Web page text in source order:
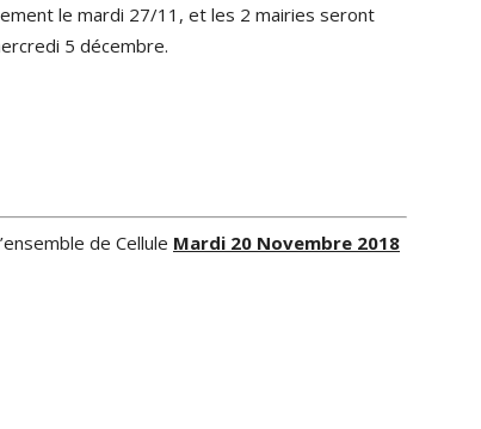
le mardi 27/11, et les 2 mairies seront
5 décembre.
de Cellule Mardi 20 Novembre 2018